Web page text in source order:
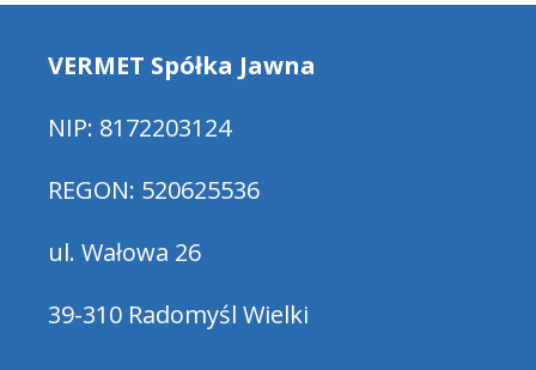
PVC
Polyethylen/ PE
Polycarbonat / PC
keramische
Wärmedämmung
VERMET Spółka Jawna
NIP: 8172203124
REGON: 520625536
ul. Wałowa 26
39-310 Radomyśl Wielki